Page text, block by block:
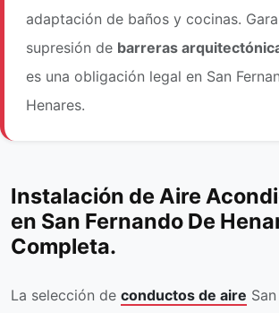
adaptación de baños y cocinas.
supresión de barreras
es una obligación legal en San
Henares.
Instalación de Aire
en San Fernando De
Completa.
La selección de conductos de aire